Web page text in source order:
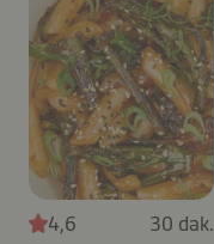
4,6 30 dak.